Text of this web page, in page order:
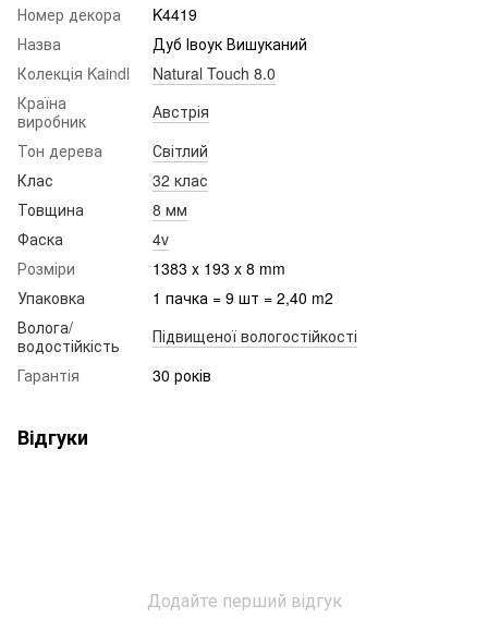
Номер декора
K4419
Назва
Дуб Івоук Вишуканий
Колекція Kaindl
Natural Touch 8.0
Країна
виробник
Австрія
Тон дерева
Світлий
Клас
32 клас
Товщина
8 мм
Фаска
4v
Розміри
1383 x 193 x 8 mm
Упаковка
1 пачка = 9 шт = 2,40 m2
Волога/
водостійкість
Підвищеної вологостійкості
Гарантія
30 років
Відгуки
Додайте перший відгук